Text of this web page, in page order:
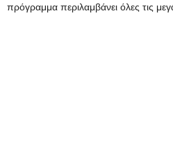
πρόγραμμα περιλαμβάνει όλες τις